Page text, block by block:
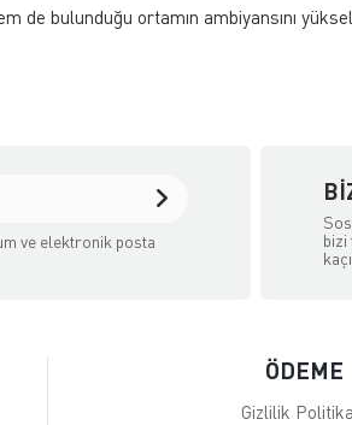
de bulunduğu ortamın ambiyansını
ve elektronik posta
bizi
ÖDEME
Gizlilik